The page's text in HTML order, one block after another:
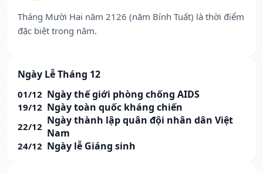
Tháng Mười Hai năm 2126 (năm Bính Tuất) là thời điểm
đặc biệt trong năm.
Ngày Lễ Tháng 12
01/12 Ngày thế giới phòng chống AIDS
19/12 Ngày toàn quốc kháng chiến
22/12 Ngày thành lập quân đội nhân dân Việt
Nam
24/12 Ngày lễ Giáng sinh